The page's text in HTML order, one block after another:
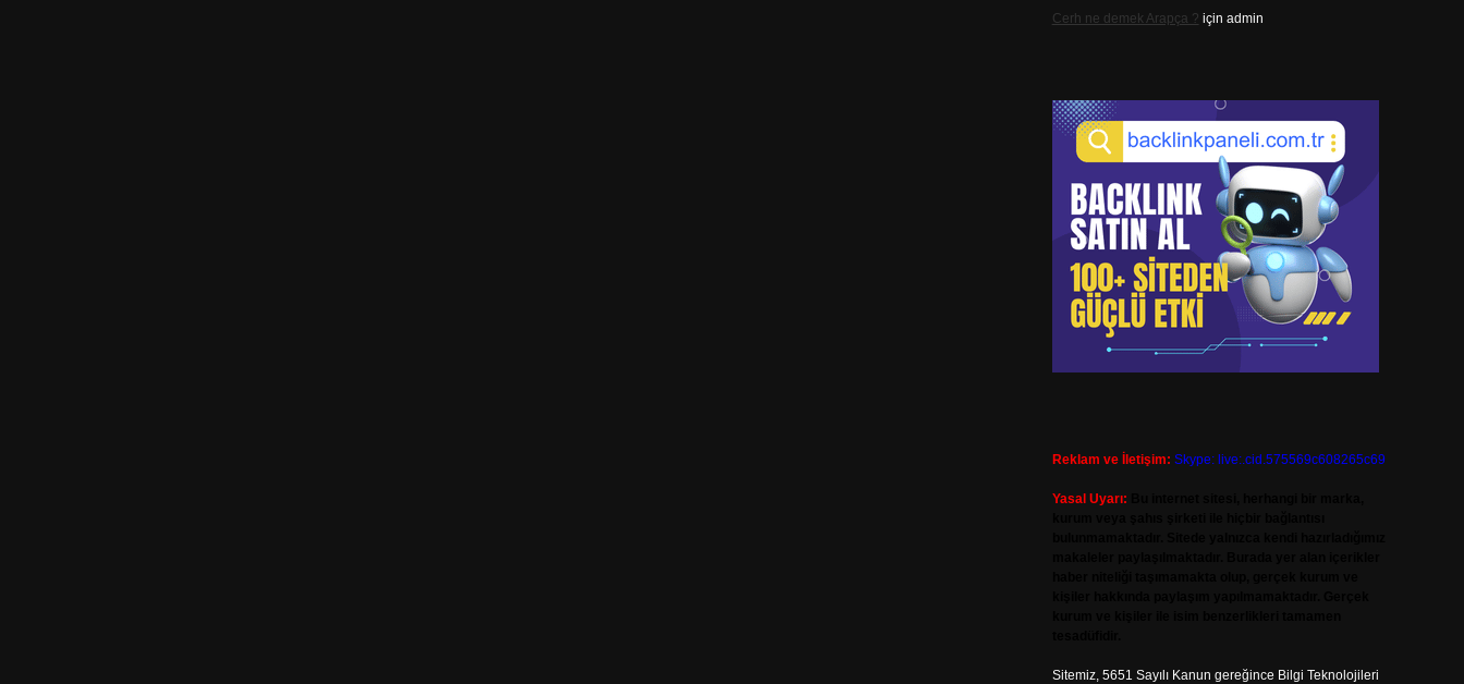
Cerh ne demek Arapça ? için admin
Reklam ve İletişim: Skype: live:.cid.575569c608265c69
Yasal Uyarı:
Sitemiz, 5651 Sayılı Kanun gereğince Bilgi Teknolojileri